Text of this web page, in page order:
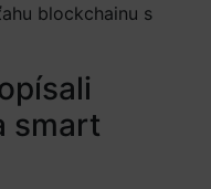
blockchainu s
smart